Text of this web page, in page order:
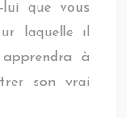
que vous
laquelle il
à
son vrai